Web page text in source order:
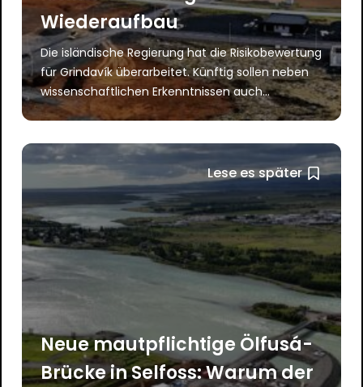
Wiederaufbau
Die isländische Regierung hat die Risikobewertung
für Grindavík überarbeitet. Künftig sollen neben
wissenschaftlichen Erkenntnissen auch...
Lese es später
Neue mautpflichtige Ölfusá-
Brücke in Selfoss: Warum der